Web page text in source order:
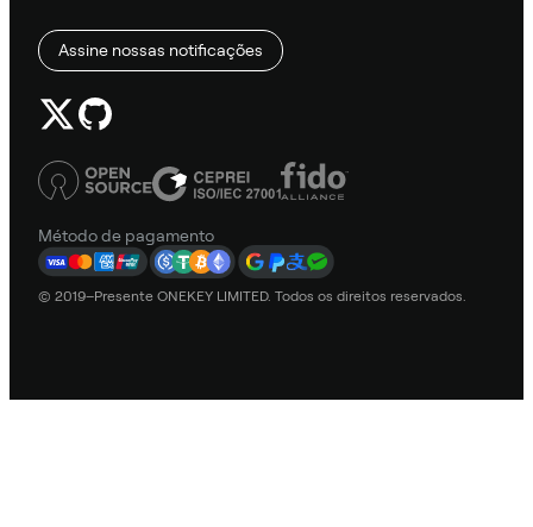
Assine nossas notificações
Método de pagamento
© 2019–Presente ONEKEY LIMITED. Todos os direitos reservados.